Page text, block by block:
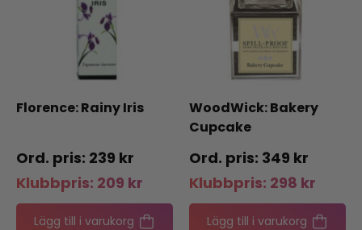
Florence: Rainy Iris
239 kr
Klubbpris: 209 kr
Lägg till i varukorg
WoodWick: Bakery
Cupcake
349 kr
Klubbpris: 298 kr
Lägg till i varukorg